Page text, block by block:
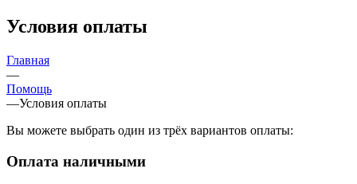
Условия оплаты
Главная
—
Помощь
—Условия оплаты
Вы можете выбрать один из трёх вариантов оплаты:
Оплата наличными